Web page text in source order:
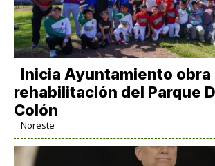
Inicia Ayuntamiento
rehabilitación del Parque
Colón
Noreste